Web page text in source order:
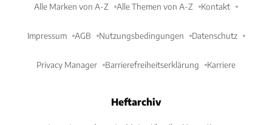
Alle Marken von A-Z Alle Themen von A-Z Kontakt
Impressum AGB Nutzungsbedingungen Datenschutz
Privacy Manager Barrierefreiheitserklärung Karriere
Heftarchiv